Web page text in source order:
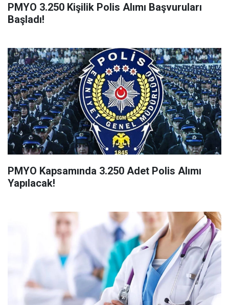
PMYO 3.250 Kişilik Polis Alımı Başvuruları
Başladı!
PMYO Kapsamında 3.250 Adet Polis Alımı
Yapılacak!